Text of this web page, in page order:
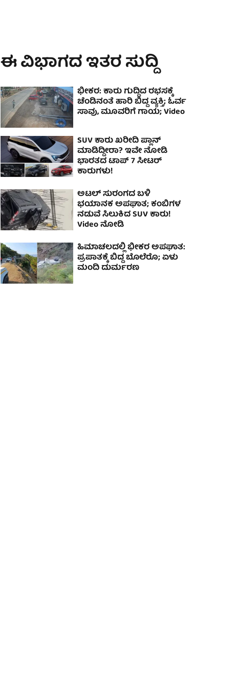
ಈ ವಿಭಾಗದ ಇತರ ಸುದ್ದಿ
ಭೀಕರ: ಕಾರು ಗುದ್ದಿದ ರಭಸಕ್ಕೆ
ಚೆಂಡಿನಂತೆ ಹಾರಿ ಬಿದ್ದ ವ್ಯಕ್ತಿ; ಓರ್ವ
ಸಾವು, ಮೂವರಿಗೆ ಗಾಯ; Video
SUV ಕಾರು ಖರೀದಿ ಪ್ಲಾನ್
ಮಾಡಿದ್ದೀರಾ? ಇವೇ ನೋಡಿ
ಭಾರತದ ಟಾಪ್ 7 ಸೀಟರ್
ಕಾರುಗಳು!
ಅಟಲ್‌ ಸುರಂಗದ ಬಳಿ
ಭಯಾನಕ ಅಪಘಾತ; ಕಂಬಿಗಳ
ನಡುವೆ ಸಿಲುಕಿದ SUV ಕಾರು!
Video ನೋಡಿ
ಹಿಮಾಚಲದಲ್ಲಿ ಭೀಕರ ಅಪಘಾತ:
ಪ್ರಪಾತಕ್ಕೆ ಬಿದ್ದ ಬೊಲೆರೊ; ಏಳು
ಮಂದಿ ದುರ್ಮರಣ